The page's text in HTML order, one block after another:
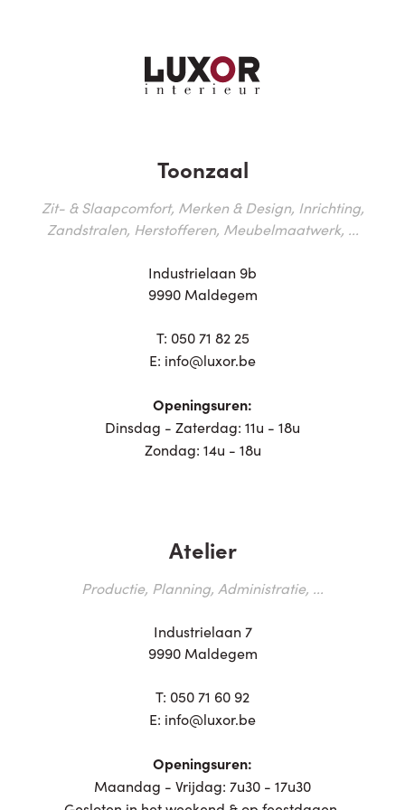
Toonzaal
Zit- & Slaapcomfort, Merken & Design, Inrichting,
Zandstralen, Herstofferen, Meubelmaatwerk, ...
Industrielaan 9b
9990 Maldegem
T: 050 71 82 25
E: info@luxor.be
Openingsuren:
Dinsdag - Zaterdag: 11u - 18u
Zondag: 14u - 18u
Atelier
Productie, Planning, Administratie, ...
Industrielaan 7
9990 Maldegem
T: 050 71 60 92
E: info@luxor.be
Openingsuren:
Maandag - Vrijdag: 7u30 - 17u30